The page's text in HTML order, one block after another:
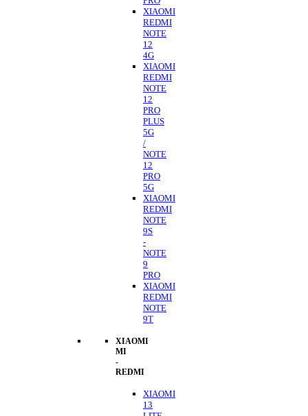
XIAOMI
REDMI
NOTE
12
4G
XIAOMI
REDMI
NOTE
12
PRO
PLUS
5G
/
NOTE
12
PRO
5G
XIAOMI
REDMI
NOTE
9S
-
NOTE
9
PRO
XIAOMI
REDMI
NOTE
9T
XIAOMI
MI
-
REDMI
XIAOMI
13